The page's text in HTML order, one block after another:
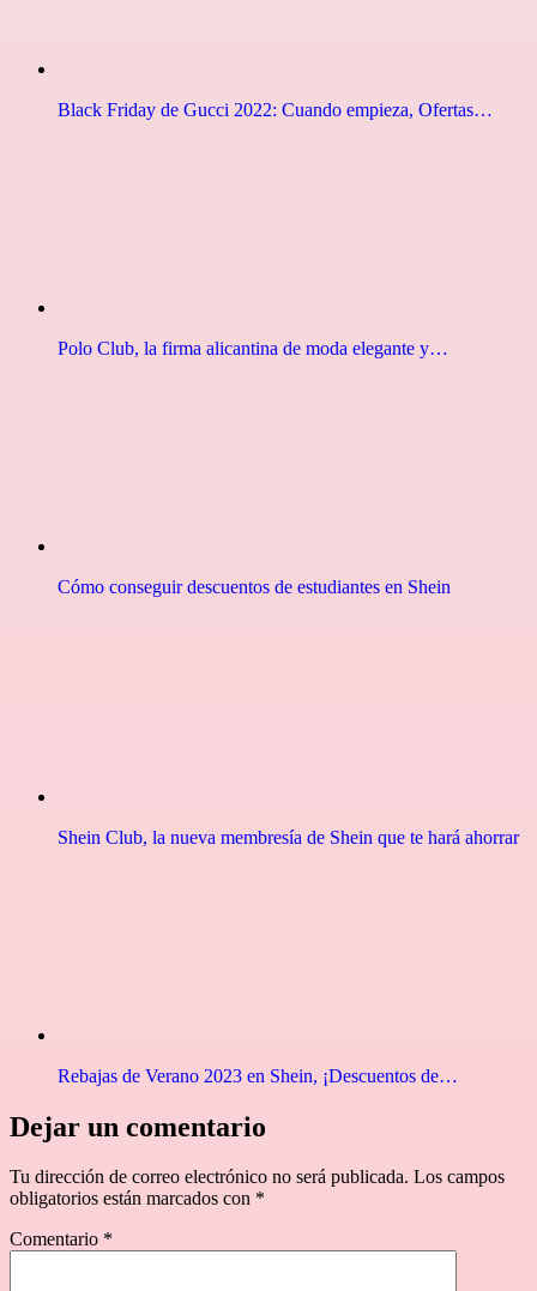
Black Friday de Gucci 2022: Cuando empieza, Ofertas…
Polo Club, la firma alicantina de moda elegante y…
Cómo conseguir descuentos de estudiantes en Shein
Shein Club, la nueva membresía de Shein que te hará ahorrar
Rebajas de Verano 2023 en Shein, ¡Descuentos de…
Dejar un comentario
Tu dirección de correo electrónico no será publicada. Los campos
obligatorios están marcados con *
Comentario *